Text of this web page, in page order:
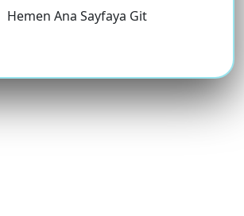
Hemen Ana Sayfaya Git